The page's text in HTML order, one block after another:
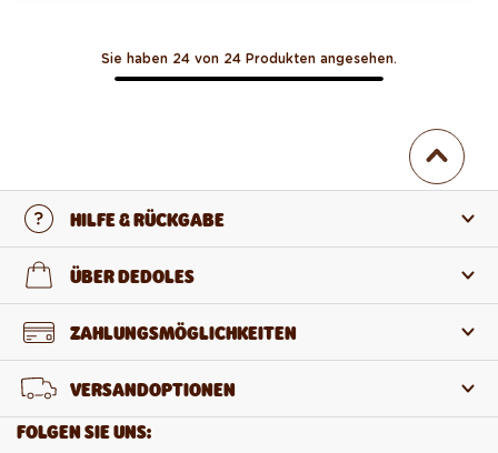
Sie haben 24 von 24 Produkten angesehen.
HILFE & RÜCKGABE
Kontaktiere uns
Rückgabe und Reklamation
Widerruf des Vertrags
ÜBER DEDOLES
Über uns
Großhandel
ZAHLUNGSMÖGLICHKEITEN
VERSANDOPTIONEN
FOLGEN SIE UNS: